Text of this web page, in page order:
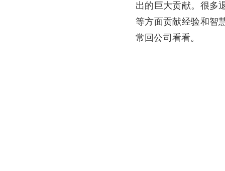
出的巨大贡献。很多
等方面贡献经验和智
常回公司看看。